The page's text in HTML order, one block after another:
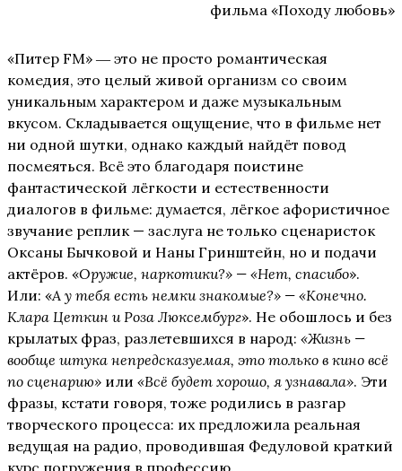
фильма «Походу любовь»
«Питер FM» ― это не просто романтическая
комедия, это целый живой организм со своим
уникальным характером и даже музыкальным
вкусом. Складывается ощущение, что в фильме нет
ни одной шутки, однако каждый найдёт повод
посмеяться. Всё это благодаря поистине
фантастической лёгкости и естественности
диалогов в фильме: думается, лёгкое афористичное
звучание реплик — заслуга не только сценаристок
Оксаны Бычковой и Наны Гринштейн, но и подачи
актёров. «Оружие, наркотики?» — «Нет, спасибо».
Или: «А у тебя есть немки знакомые?» — «Конечно.
Клара Цеткин и Роза Люксембург». Не обошлось и без
крылатых фраз, разлетевшихся в народ: «Жизнь —
вообще штука непредсказуемая, это только в кино всё
по сценарию» или «Всё будет хорошо, я узнавала». Эти
фразы, кстати говоря, тоже родились в разгар
творческого процесса: их предложила реальная
ведущая на радио, проводившая Федуловой краткий